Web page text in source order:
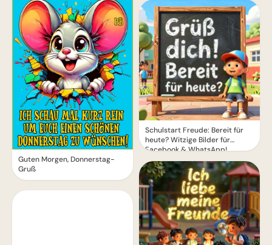
Guten Morgen, Donnerstag-
Gruß
Schulstart Freude: Bereit für
heute? Witzige Bilder für
Facebook & WhatsApp!